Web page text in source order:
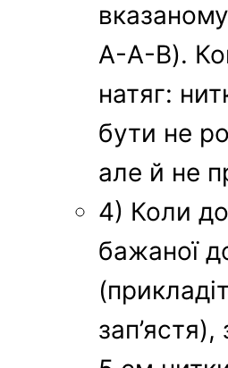
A-A-B).
натяг:
бути не
але й не
4) Коли
бажаної